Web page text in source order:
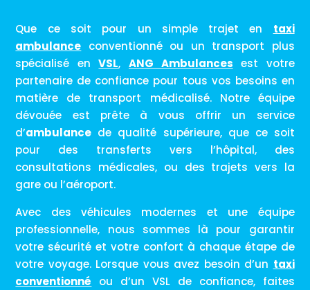
Que ce soit pour un simple trajet en taxi
ambulance conventionné ou un transport plus
spécialisé enVSL, ANG Ambulances est votre
partenaire de confiance pour tous vos besoins en
matière de transport médicalisé. Notre équipe
dévouée est prête à vous offrir un service
d’ambulance de qualité supérieure, que ce soit
pour des transferts vers l’hôpital, des
consultations médicales, ou des trajets vers la
gare ou l’aéroport.
Avec des véhicules modernes et une équipe
professionnelle, nous sommes là pour garantir
votre sécurité et votre confort à chaque étape de
votre voyage. Lorsque vous avez besoin d’un taxi
conventionné ou d’un VSL de confiance, faites